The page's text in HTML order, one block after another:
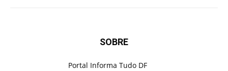
SOBRE
Portal Informa Tudo DF